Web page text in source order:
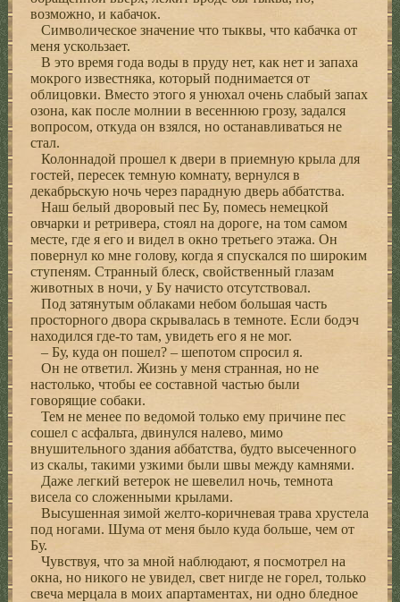
возможно, и кабачок.
Символическое значение что тыквы, что кабачка от
меня ускользает.
В это время года воды в пруду нет, как нет и запаха
мокрого известняка, который поднимается от
облицовки. Вместо этого я унюхал очень слабый запах
озона, как после молнии в весеннюю грозу, задался
вопросом, откуда он взялся, но останавливаться не
стал.
Колоннадой прошел к двери в приемную крыла для
гостей, пересек темную комнату, вернулся в
декабрьскую ночь через парадную дверь аббатства.
Наш белый дворовый пес Бу, помесь немецкой
овчарки и ретривера, стоял на дороге, на том самом
месте, где я его и видел в окно третьего этажа. Он
повернул ко мне голову, когда я спускался по широким
ступеням. Странный блеск, свойственный глазам
животных в ночи, у Бу начисто отсутствовал.
Под затянутым облаками небом большая часть
просторного двора скрывалась в темноте. Если бодэч
находился где-то там, увидеть его я не мог.
– Бу, куда он пошел? – шепотом спросил я.
Он не ответил. Жизнь у меня странная, но не
настолько, чтобы ее составной частью были
говорящие собаки.
Тем не менее по ведомой только ему причине пес
сошел с асфальта, двинулся налево, мимо
внушительного здания аббатства, будто высеченного
из скалы, такими узкими были швы между камнями.
Даже легкий ветерок не шевелил ночь, темнота
висела со сложенными крылами.
Высушенная зимой желто-коричневая трава хрустела
под ногами. Шума от меня было куда больше, чем от
Бу.
Чувствуя, что за мной наблюдают, я посмотрел на
окна, но никого не увидел, свет нигде не горел, только
свеча мерцала в моих апартаментах, ни одно бледное